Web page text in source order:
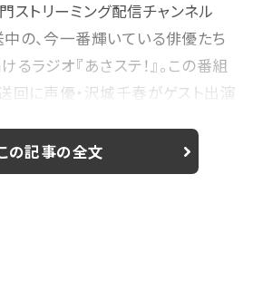
ストリーミング配信チャンネル
中の、今一番輝いている俳優たち
ラジオ『あさステ！』。この番組
回に声優・沢城千春がゲスト出演
トーク番組。有澤樟太郎（月
）、矢崎広（水曜）、東啓介（木
の記事の全文